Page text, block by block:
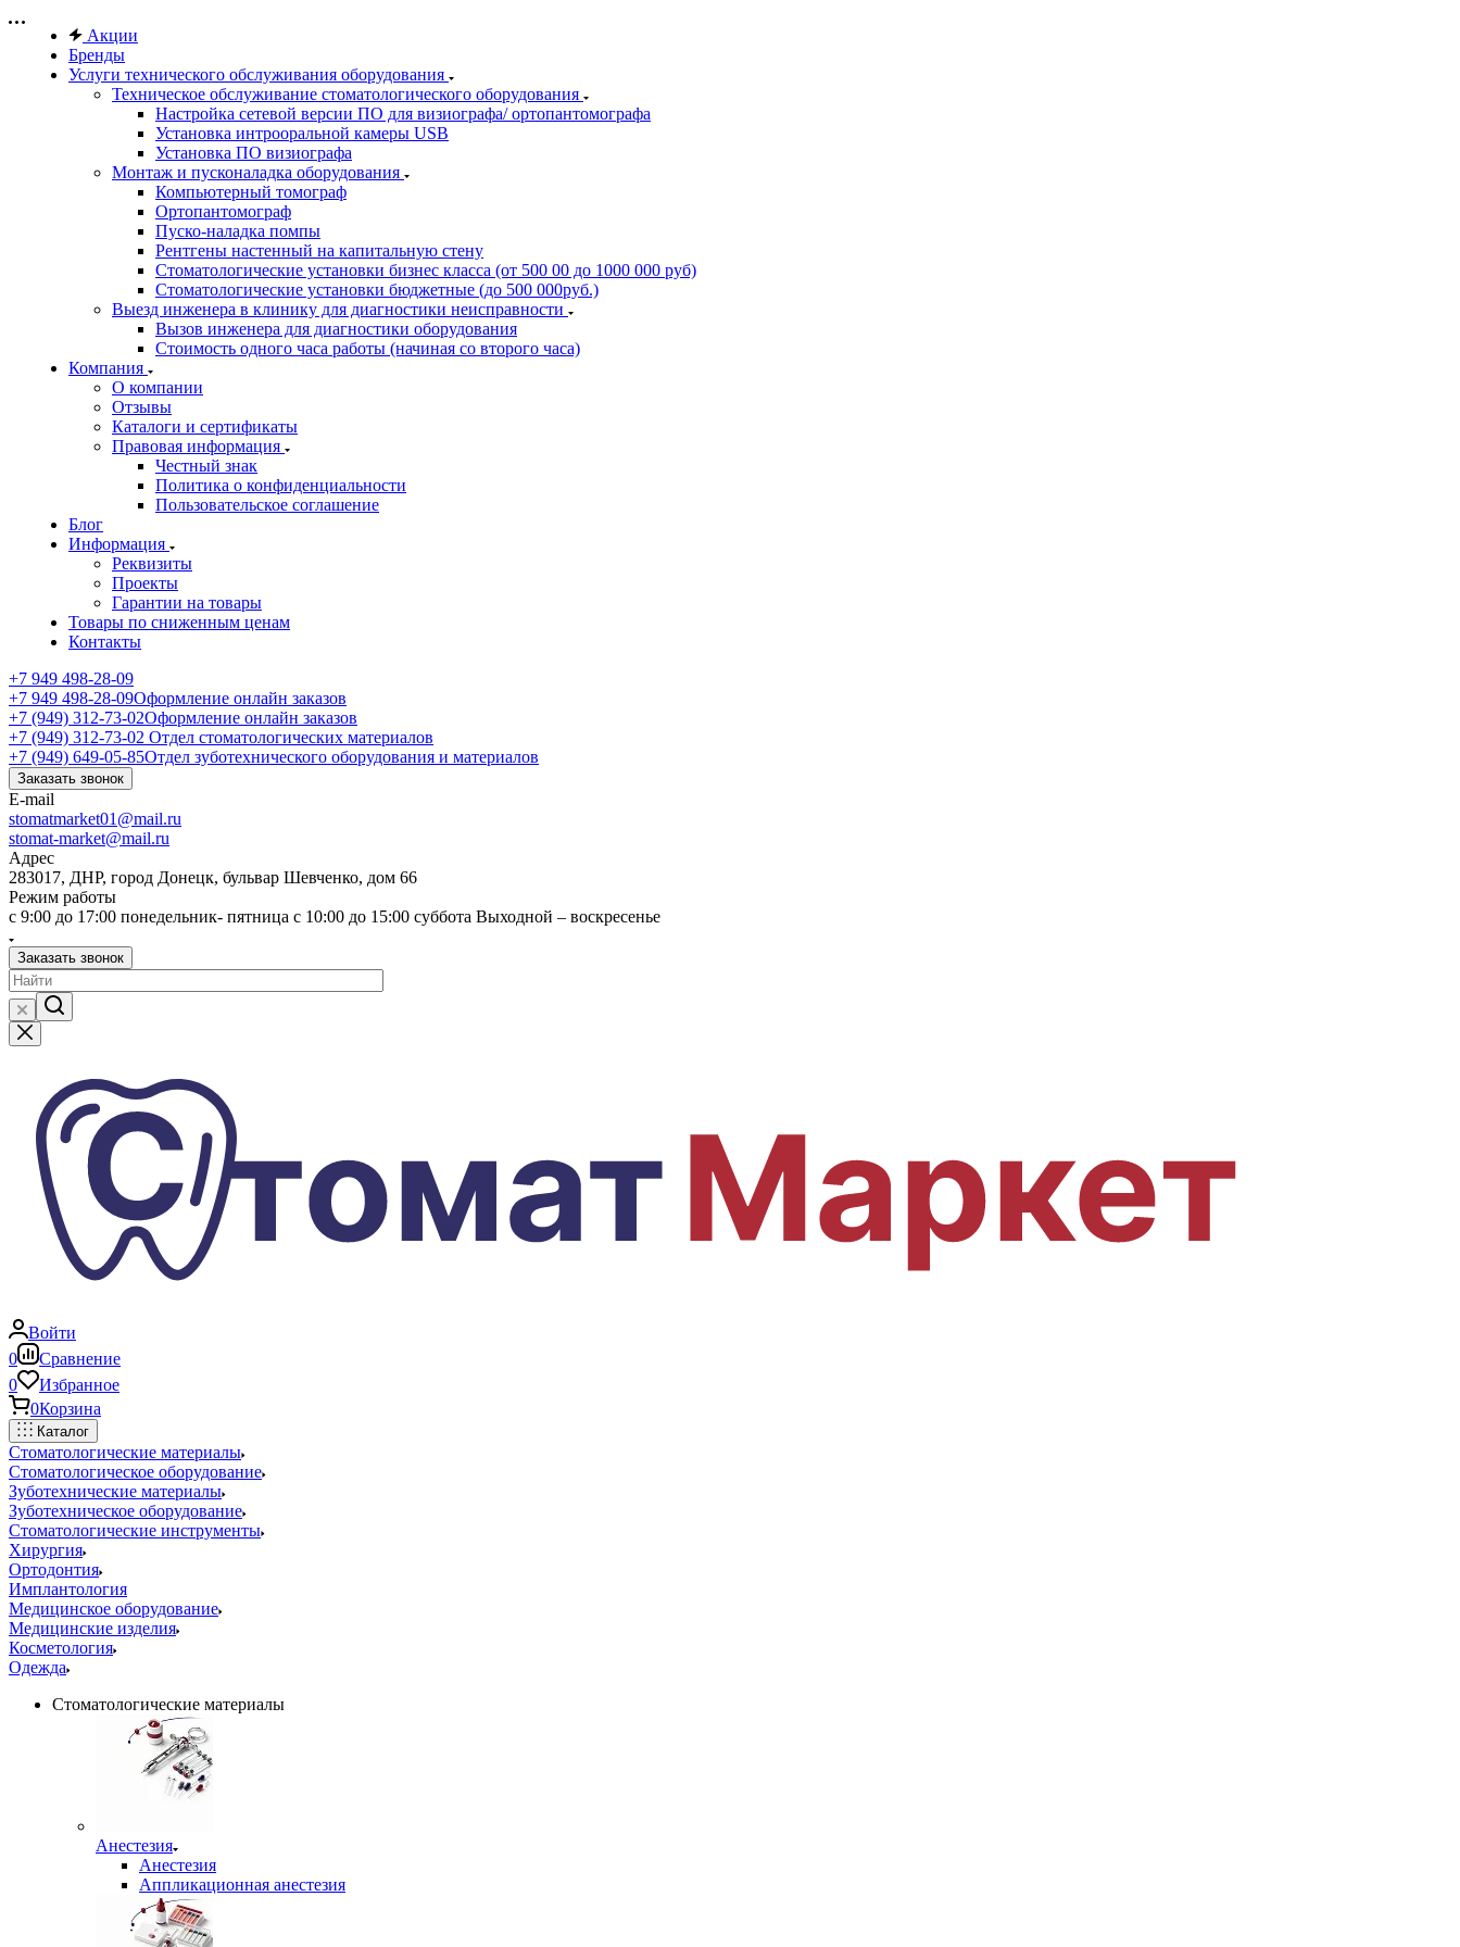
Акции
Бренды
Услуги технического обслуживания оборудования
Техническое обслуживание стоматологического оборудования
Настройка сетевой версии ПО для визиографа/ ортопантомографа
Установка интрооральной камеры USB
Установка ПО визиографа
Монтаж и пусконаладка оборудования
Компьютерный томограф
Ортопантомограф
Пуско-наладка помпы
Рентгены настенный на капитальную стену
Стоматологические установки бизнес класса (от 500 00 до 1000 000 руб)
Стоматологические установки бюджетные (до 500 000руб.)
Выезд инженера в клинику для диагностики неисправности
Вызов инженера для диагностики оборудования
Стоимость одного часа работы (начиная со второго часа)
Компания
О компании
Отзывы
Каталоги и сертификаты
Правовая информация
Честный знак
Политика о конфиденциальности
Пользовательское соглашение
Блог
Информация
Реквизиты
Проекты
Гарантии на товары
Товары по сниженным ценам
Контакты
+7 949 498-28-09
+7 949 498-28-09Оформление онлайн заказов
+7 (949) 312-73-02Оформление онлайн заказов
+7 (949) 312-73-02 Отдел стоматологических материалов
+7 (949) 649-05-85Отдел зуботехнического оборудования и материалов
Заказать звонок
E-mail
stomatmarket01@mail.ru
stomat-market@mail.ru
Адрес
283017, ДНР, город Донецк, бульвар Шевченко, дом 66
Режим работы
с 9:00 до 17:00 понедельник- пятница с 10:00 до 15:00 суббота Выходной – воскресенье
Заказать звонок
Войти
0
Сравнение
0
Избранное
0Корзина
Каталог
Стоматологические материалы
Стоматологическое оборудование
Зуботехнические материалы
Зуботехническое оборудование
Стоматологические инструменты
Хирургия
Ортодонтия
Имплантология
Медицинское оборудование
Медицинские изделия
Косметология
Одежда
Стоматологические материалы
Анестезия
Анестезия
Аппликационная анестезия